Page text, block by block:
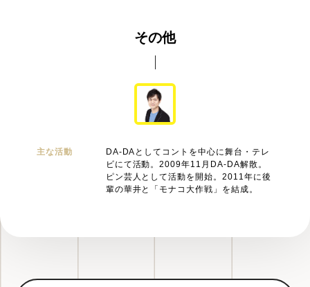
その他
主な活動
DA-DAとしてコントを中心に舞台・テレ
ビにて活動。2009年11月DA-DA解散。
ピン芸人として活動を開始。2011年に後
輩の華井と「モナコ大作戦」を結成。